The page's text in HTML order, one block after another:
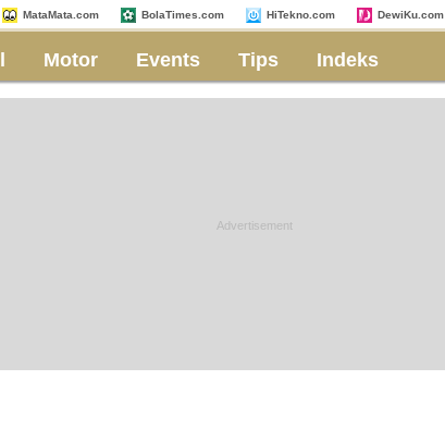
MataMata.com BolaTimes.com HiTekno.com DewiKu.com
Motor Events Tips Indeks